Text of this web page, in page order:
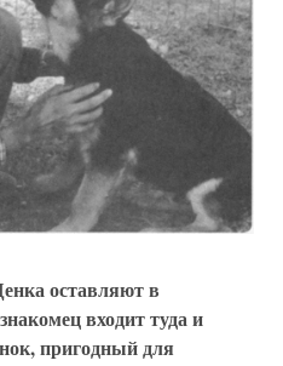
оставляют в
входит туда и
пригодный для